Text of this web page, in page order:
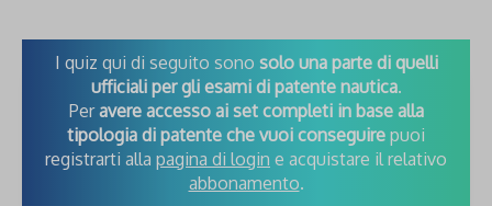
I quiz qui di seguito sono solo una parte di quelli
ufficiali per gli esami di patente nautica.
Peravere accesso ai set completi in base alla
tipologia di patente che vuoi conseguire puoi
registrarti alla pagina di login e acquistare il relativo
abbonamento.